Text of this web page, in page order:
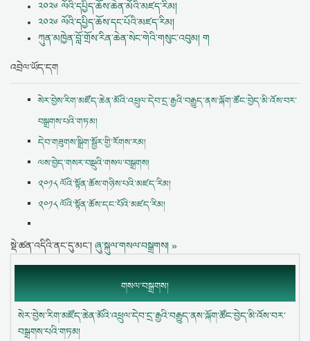
༢༠༢༦ ལོའི་དཔྱིད་ཆོས་ཆེན་མོའི་མཛད་རིམ།
༢༠༢༦ ལོའི་དཔྱིད་ཆོས་དང་པོའི་མཛད་རིམ།
ཀུན་མཁྱེན་བློ་གྲོས་རིན་ཆེན་སེང་གེའི་གསུང་འབུམ། ག
འབྲེལ་ཡོད་དག
སེར་བྱེས་རིག་མཛོད་ཆེན་མོའི་འཕྲུལ་དེབ་དྲ་རྒྱའི་བརྒྱུད་ནས་ལྐོག་ཚོང་བྱེད་མི་འོས་བར་
བསྒྲགས་པའི་གཏམ།
དེབ་གཟུགས་སྒྲིག་སྦྱོར་གྱི་རོགས་རམ།
ལས་བྱེད་གསར་བསྡུའི་གསལ་བསྒྲགས།
༢༠༡༨ ལོའི་སྟོན་ཆོས་གཉིས་པའི་མཛད་རིམ།
༢༠༡༨ ལོའི་སྟོན་ཆོས་དང་པོའི་མཛད་རིམ།
སྡེ་ཚན་འདིའི་ནང་དུ་མང་། ཞུ་སྐུལ་གསལ་བསྒྲགས། »
གསལ་བསྒྲགས།
སེར་བྱེས་རིག་མཛོད་ཆེན་མོའི་འཕྲུལ་དེབ་དྲ་རྒྱའི་བརྒྱུད་ནས་ལྐོག་ཚོང་བྱེད་མི་འོས་བར་
བསྒྲགས་པའི་གཏམ།